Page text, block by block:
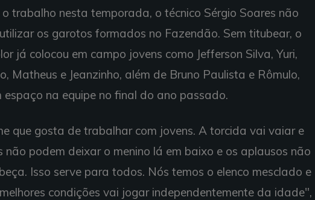
o trabalho nesta temporada, o técnico Sérgio Soares não
os garotos formados no Fazendão. Sem titubear, o
já colocou em campo jovens como Jefferson Silva, Yuri,
Matheus e Jeanzinho, além de Bruno Paulista e Rômulo,
espaço na equipe no final do ano passado.
que gosta de trabalhar com jovens. A torcida vai vaiar e
não podem deixar o menino lá em baixo e os aplausos não
Isso serve para todos. Nós temos o elenco mesclado e
condições vai jogar independentemente da idade",